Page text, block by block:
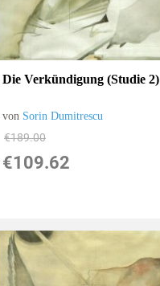
Die Verkündigung (Studie 2)
von Sorin Dumitrescu
€189.00
€109.62